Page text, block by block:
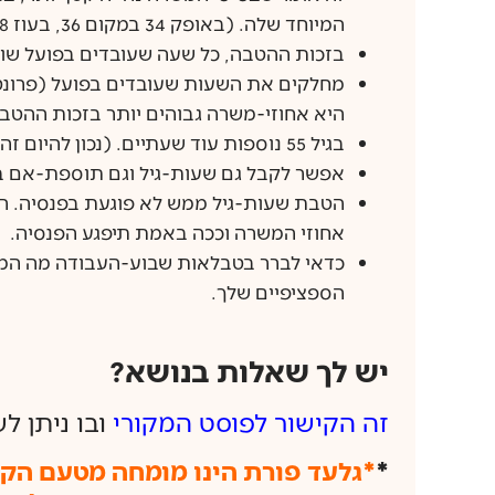
המיוחד שלה. (באופק 34 במקום 36, בעוז 38 במקום 40, וכו')
בזכות ההטבה, כל שעה שעובדים בפועל
מחלקים את השעות שעובדים בפועל
היא אחוזי-משרה גבוהים יותר בזכות
בגיל 55 נוספות עוד שעתיים. (נכון להיום זה כמעט לכולם. בעתיד פחות)
אפשר לקבל גם שעות-גיל וגם תוספת-אם
הטבת שעות-גיל ממש לא פוגעת בפנסיה.
אחוזי המשרה וככה באמת תיפגע הפנסיה.
כדאי לברר בטבלאות שבוע-העבודה מה
הספציפיים שלך.
יש לך שאלות בנושא?
זה הקישור לפוסט המקורי ובו ניתן
**גלעד פורת הינו מומחה מטעם